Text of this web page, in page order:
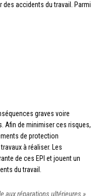
accidents du travail. Parmi
graves voire
Afin de minimiser ces risques,
de protection
à réaliser. Les
de ces EPI et jouent un
du travail.
aux réparations ultérieures »